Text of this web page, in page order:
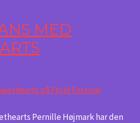
MED
Pernille Højmark har den